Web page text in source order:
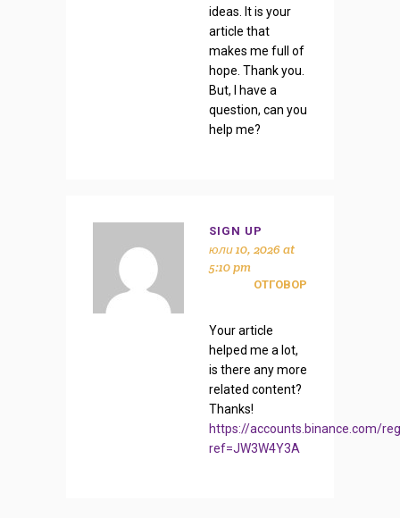
ideas. It is your
article that
makes me full of
hope. Thank you.
But, I have a
question, can you
help me?
SIGN UP
юли 10, 2026 at
5:10 pm
ОТГОВОР
Your article
helped me a lot,
is there any more
related content?
Thanks!
https://accounts.binance.com/
ref=JW3W4Y3A